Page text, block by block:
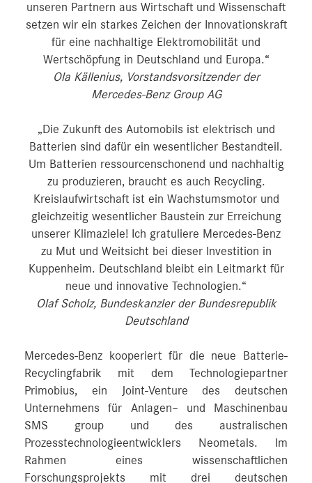
unseren Partnern aus Wirtschaft und Wissenschaft
setzen wir ein starkes Zeichen der Innovationskraft
für eine nachhaltige Elektromobilität und
Wertschöpfung in Deutschland und Europa.“
Ola Källenius, Vorstandsvorsitzender der
Mercedes-Benz Group AG
„Die Zukunft des Automobils ist elektrisch und
Batterien sind dafür ein wesentlicher Bestandteil.
Um Batterien ressourcenschonend und nachhaltig
zu produzieren, braucht es auch Recycling.
Kreislaufwirtschaft ist ein Wachstumsmotor und
gleichzeitig wesentlicher Baustein zur Erreichung
unserer Klimaziele! Ich gratuliere Mercedes-Benz
zu Mut und Weitsicht bei dieser Investition in
Kuppenheim. Deutschland bleibt ein Leitmarkt für
neue und innovative Technologien.“
Olaf Scholz, Bundeskanzler der Bundesrepublik
Deutschland
Mercedes-Benz kooperiert für die neue Batterie-
Recyclingfabrik mit dem Technologiepartner
Primobius, ein Joint-Venture des deutschen
Unternehmens für Anlagen– und Maschinenbau
SMS group und des australischen
Prozesstechnologieentwicklers Neometals. Im
Rahmen eines wissenschaftlichen
Forschungsprojekts mit drei deutschen